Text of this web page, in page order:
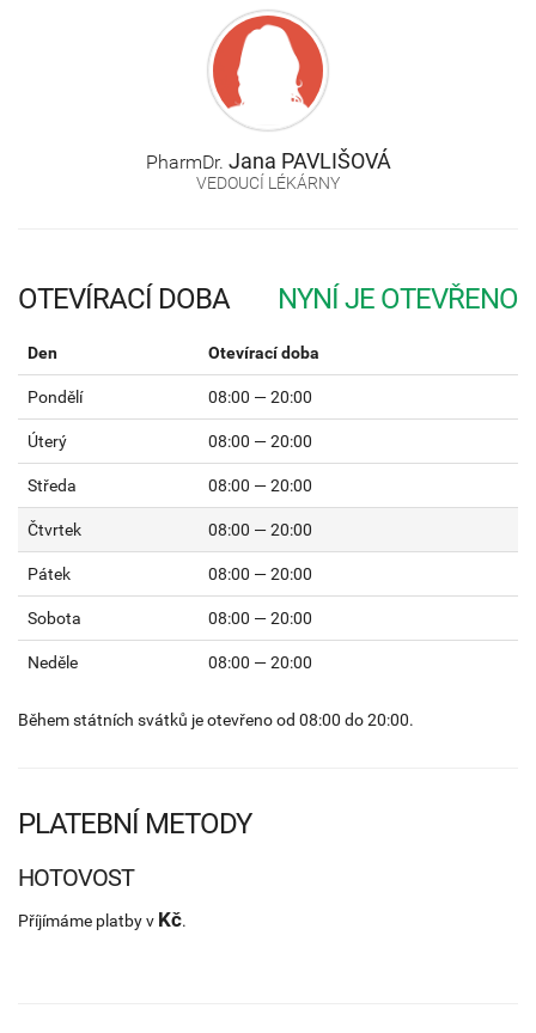
PharmDr. Jana PAVLIŠOVÁ
VEDOUCÍ LÉKÁRNY
OTEVÍRACÍ DOBA
Den Otevírací doba
Pondělí 08:00 — 20:00
Úterý 08:00 — 20:00
Středa 08:00 — 20:00
Čtvrtek 08:00 — 20:00
Pátek 08:00 — 20:00
Sobota 08:00 — 20:00
Neděle 08:00 — 20:00
Během státních svátků je otevřeno od 08:00 do 20:00.
PLATEBNÍ METODY
HOTOVOST
Příjímáme platby v Kč.